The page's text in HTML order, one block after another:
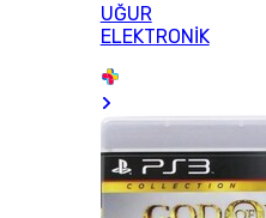
UĞUR
ELEKTRONİK